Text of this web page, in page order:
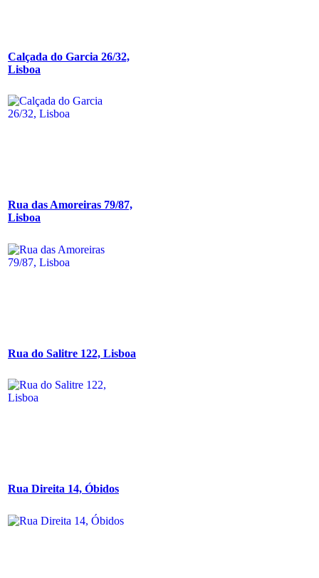
Calçada do Garcia 26/32,
Lisboa
Rua das Amoreiras 79/87,
Lisboa
Rua do Salitre 122, Lisboa
Rua Direita 14, Óbidos